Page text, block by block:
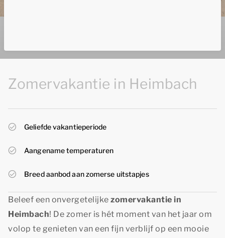
Zomervakantie in Heimbach
Geliefde vakantieperiode
Aangename temperaturen
Breed aanbod aan zomerse uitstapjes
Beleef een onvergetelijke zomervakantie in
Heimbach! De zomer is hét moment van het jaar om
volop te genieten van een fijn verblijf op een mooie